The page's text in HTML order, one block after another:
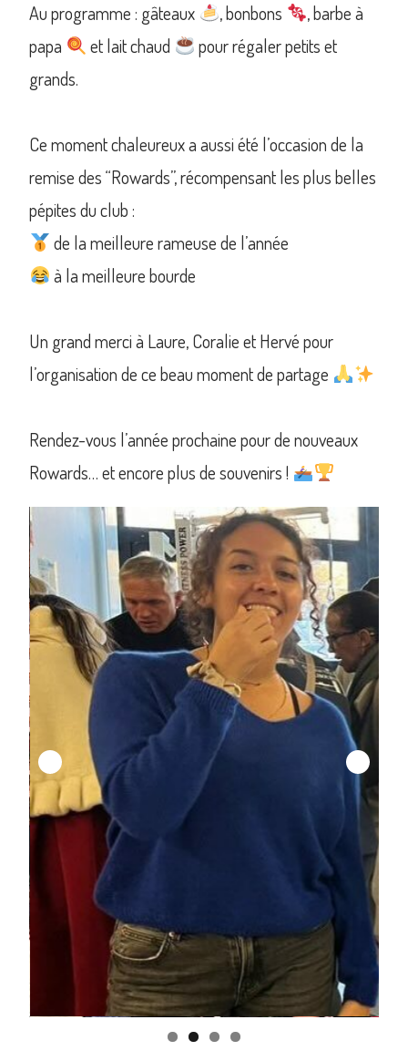
Au programme : gâteaux
, bonbons
, barbe à
papa
et lait chaud
pour régaler petits et
grands.
Ce moment chaleureux a aussi été l’occasion de la
remise des “Rowards”, récompensant les plus belles
pépites du club :
de la meilleure rameuse de l’année
à la meilleure bourde
Un grand merci à Laure, Coralie et Hervé pour
l’organisation de ce beau moment de partage
Rendez-vous l’année prochaine pour de nouveaux
Rowards… et encore plus de souvenirs !